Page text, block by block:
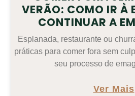
VERÃO: COMO IR À
CONTINUAR A
Esplanada, restaurante ou
práticas para comer fora sem
seu processo de
Ver Mais